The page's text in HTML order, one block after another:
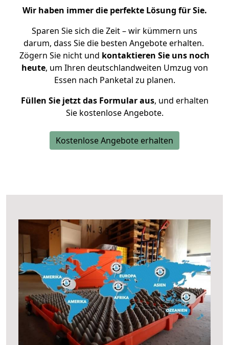
Wir haben immer die perfekte Lösung für Sie.
Sparen Sie sich die Zeit – wir kümmern uns
darum, dass Sie die besten Angebote erhalten.
Zögern Sie nicht und kontaktieren Sie uns noch
heute, um Ihren deutschlandweiten Umzug von
Essen nach Panketal zu planen.
Füllen Sie jetzt das Formular aus, und erhalten
Sie kostenlose Angebote.
Kostenlose Angebote erhalten